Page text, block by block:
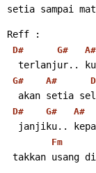
setia sampai
Reff :
D# G# A#
terlanjur..
G# A#
akan setia
D# G# A#
janjiku..
Fm
takkan usang